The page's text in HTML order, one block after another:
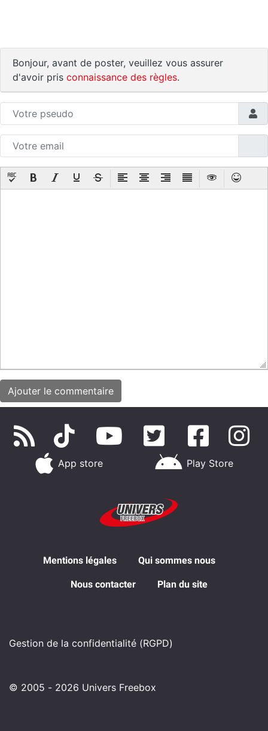
Bonjour, avant de poster, veuillez vous assurer
d'avoir pris connaissance des règles.
App store Play Store
Mentions légales Qui sommes nous
Nous contacter Plan du site
Gestion de la confidentialité (RGPD)
© 2005 - 2026 Univers Freebox